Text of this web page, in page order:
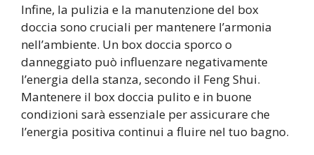
Infine, la pulizia e la manutenzione del box
doccia sono cruciali per mantenere l’armonia
nell’ambiente. Un box doccia sporco o
danneggiato può influenzare negativamente
l’energia della stanza, secondo il Feng Shui.
Mantenere il box doccia pulito e in buone
condizioni sarà essenziale per assicurare che
l’energia positiva continui a fluire nel tuo bagno.